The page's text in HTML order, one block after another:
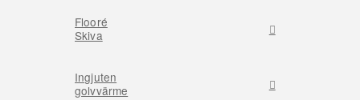
Flooré
Skiva
Ingjuten
golvvärme